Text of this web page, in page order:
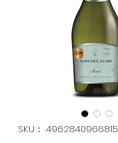
SKU： 4962840966815